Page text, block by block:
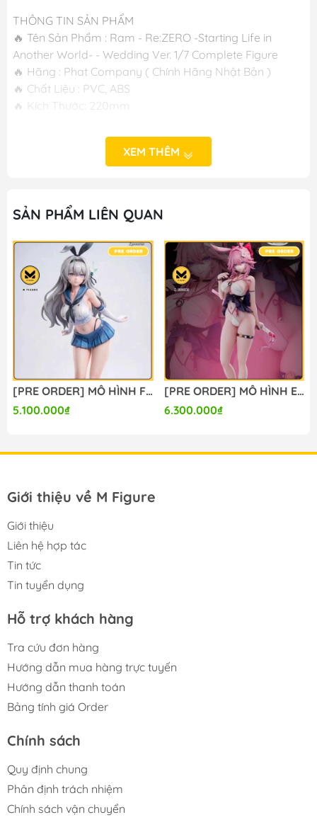
THÔNG TIN SẢN PHẨM
🔥 Tên Sản Phẩm : Ram - Re:ZERO -Starting Life in
Another World- - Wedding Ver. 1/7 Complete Figure
🔥 Hãng : Phat Company ( Chính Hãng Nhật Bản )
🔥 Chất Liệu : PVC, ABS
🔥 Kích Thước: 220mm
M FIGURE - MÔ HÌNH ANIME CHÍNH HÃNG NHẬT BẢN
🔥Add: Ngọc Hồi - Hoàng Liệt - Hoàng Mai - Hà Nội
🔥Website: https://mfigure.com/
#mo_hinh_anime #anime_figure #figure
#mo_hinh_chinh_hang #mo_hinh_figure
#figure_chinh_hang #mo_hinh_tinh #nendoroid
#gameprize #scalefigure
XEM THÊM
SẢN PHẨM LIÊN QUAN
[PRE ORDER] MÔ HÌNH Firefly - Honkai Star Rail (Lunaria Studio) FIGURE CHÍNH HÃNG
5.100.000₫
[PRE ORDER] MÔ HÌNH Evanescia - Honkai Star Rail (Summer Studio) FIGURE CHÍNH HÃNG
6.300.000₫
Giới thiệu về M Figure
Giới thiệu
Liên hệ hợp tác
Tin tức
Tin tuyển dụng
Hỗ trợ khách hàng
Tra cứu đơn hàng
Hướng dẫn mua hàng trực tuyến
Hướng dẫn thanh toán
Bảng tính giá Order
Chính sách
Quy định chung
Phân định trách nhiệm
Chính sách vận chuyển